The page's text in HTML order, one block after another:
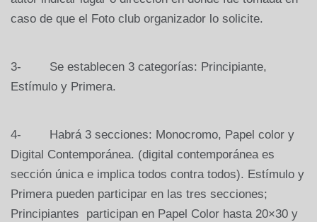
caso de que el Foto club organizador lo solicite.
3- Se establecen 3 categorías: Principiante,
Estímulo y Primera.
4- Habrá 3 secciones: Monocromo, Papel color y
Digital Contemporánea. (digital contemporánea es
sección única e implica todos contra todos). Estímulo y
Primera pueden participar en las tres secciones;
Principiantes participan en Papel Color hasta 20×30 y